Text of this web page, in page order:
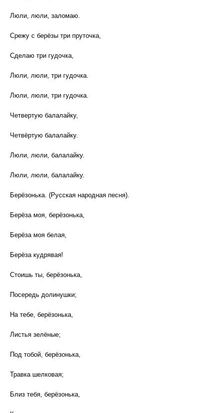
Люли, люли, заломаю.
Срежу с берёзы три пруточка,
Сделаю три гудочка,
Люли, люли, три гудочка.
Люли, люли, три гудочка.
Четвертую балалайку,
Четвёртую балалайку.
Люли, люли, балалайку.
Люли, люли, балалайку.
Берёзонька. (Русская народная песня).
Берёза моя, берёзонька,
Берёза моя белая,
Берёза кудрявая!
Стоишь ты, берёзонька,
Посередь долинушки;
На тебе, берёзонька,
Листья зелёные;
Под тобой, берёзонька,
Травка шелковая;
Близ тебя, берёзонька,